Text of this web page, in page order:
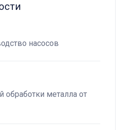
насосов
обработки металла от